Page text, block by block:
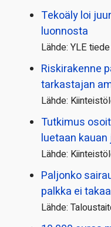
Tekoäly loi
luonnosta
Lähde: YLE tiede
Riskirakenne
tarkastajan
Lähde:
Tutkimus
luetaan
Lähde:
Paljonko
palkka ei
Lähde: